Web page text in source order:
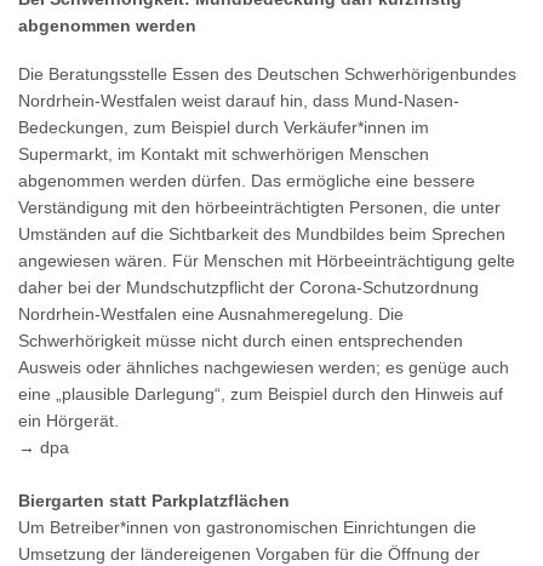
abgenommen werden
Die Beratungsstelle Essen des Deutschen Schwerhörigenbundes
Nordrhein-Westfalen weist darauf hin, dass Mund-Nasen-
Bedeckungen, zum Beispiel durch Verkäufer*innen im
Supermarkt, im Kontakt mit schwerhörigen Menschen
abgenommen werden dürfen. Das ermögliche eine bessere
Verständigung mit den hörbeeinträchtigten Personen, die unter
Umständen auf die Sichtbarkeit des Mundbildes beim Sprechen
angewiesen wären. Für Menschen mit Hörbeeinträchtigung gelte
daher bei der Mundschutzpflicht der Corona-Schutzordnung
Nordrhein-Westfalen eine Ausnahmeregelung. Die
Schwerhörigkeit müsse nicht durch einen entsprechenden
Ausweis oder ähnliches nachgewiesen werden; es genüge auch
eine „plausible Darlegung“, zum Beispiel durch den Hinweis auf
ein Hörgerät.
→ dpa
Biergarten statt Parkplatzflächen
Um Betreiber*innen von gastronomischen Einrichtungen die
Umsetzung der ländereigenen Vorgaben für die Öffnung der